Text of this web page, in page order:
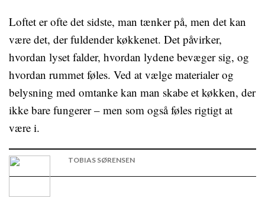
Loftet er ofte det sidste, man tænker på, men det kan
være det, der fuldender køkkenet. Det påvirker,
hvordan lyset falder, hvordan lydene bevæger sig, og
hvordan rummet føles. Ved at vælge materialer og
belysning med omtanke kan man skabe et køkken, der
ikke bare fungerer – men som også føles rigtigt at
være i.
TOBIAS SØRENSEN